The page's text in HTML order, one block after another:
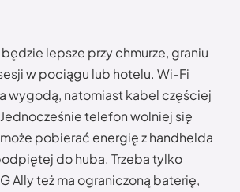
lepsze przy chmurze, graniu
w pociągu lub hotelu. Wi-Fi
wygodą, natomiast kabel częściej
telefon wolniej się
pobierać energię z handhelda
do huba. Trzeba tylko
Ally też ma ograniczoną baterię,